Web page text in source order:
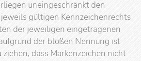
uneingeschränkt den
gültigen Kennzeichenrechts
der jeweiligen eingetragenen
der bloßen Nennung ist
ziehen, dass Markenzeichen nicht